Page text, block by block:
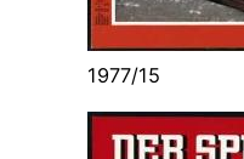
1977/15